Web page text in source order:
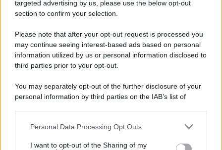
targeted advertising by us, please use the below opt-out
section to confirm your selection.
Please note that after your opt-out request is processed you
may continue seeing interest-based ads based on personal
information utilized by us or personal information disclosed to
third parties prior to your opt-out.
You may separately opt-out of the further disclosure of your
personal information by third parties on the IAB’s list of
This information may also be disclosed by us to third parties
Personal Data Processing Opt Outs
I want to opt-out of the Sharing of my
© 2026 - Pianeta Design - P.IVA 04827280654 - Testata
Registrata Al Tribunale Di Nocera Inferiore N. 8/2020 - RG N.
ISCRIZIONE AL ROC N. 35792 – ISCRITTA ALL’ANSO
(ASSOCIAZIONE NAZIONALE STAMPA ONLINE)
PREFERENZE PRIVACY